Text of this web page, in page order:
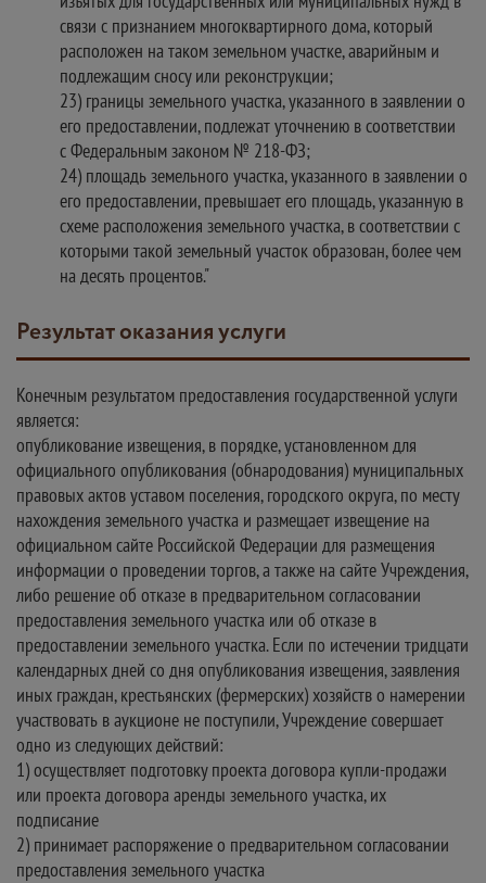
связи с признанием многоквартирного дома, который
расположен на таком земельном участке, аварийным и
подлежащим сносу или реконструкции;
23) границы земельного участка, указанного в заявлении о
его предоставлении, подлежат уточнению в соответствии
с Федеральным законом № 218-ФЗ;
24) площадь земельного участка, указанного в заявлении о
его предоставлении, превышает его площадь, указанную в
схеме расположения земельного участка, в соответствии с
которыми такой земельный участок образован, более чем
на десять процентов."
Результат оказания услуги
Конечным результатом предоставления государственной услуги
является:
опубликование извещения, в порядке, установленном для
официального опубликования (обнародования) муниципальных
правовых актов уставом поселения, городского округа, по месту
нахождения земельного участка и размещает извещение на
официальном сайте Российской Федерации для размещения
информации о проведении торгов, а также на сайте Учреждения,
либо решение об отказе в предварительном согласовании
предоставления земельного участка или об отказе в
предоставлении земельного участка. Если по истечении тридцати
календарных дней со дня опубликования извещения, заявления
иных граждан, крестьянских (фермерских) хозяйств о намерении
участвовать в аукционе не поступили, Учреждение совершает
одно из следующих действий:
1) осуществляет подготовку проекта договора купли-продажи
или проекта договора аренды земельного участка, их
подписание
2) принимает распоряжение о предварительном согласовании
предоставления земельного участка